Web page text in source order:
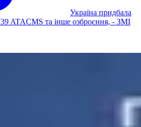
Україна придбала
ATACMS та інше озброєння, - ЗМІ